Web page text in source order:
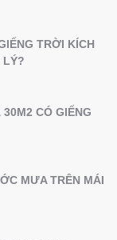
TRỜI KÍCH
LÝ?
CÓ GIẾNG
MƯA TRÊN MÁI